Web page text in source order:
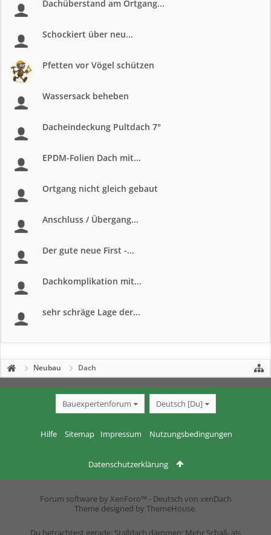
Dachüberstand am Ortgang...
Schockiert über neu...
Pfetten vor Vögel schützen
Wassersack beheben
Dacheindeckung Pultdach 7°
EPDM-Folien Dach mit...
Ortgang nicht gleich gebaut
Anschluss / Übergang...
Der gute neue First -...
Dachkomplikation mit...
sehr schräge Lage der...
Neubau Dach
Bauexpertenforum Deutsch [Du]
Hilfe Sitemap Impressum Nutzungsbedingungen
Datenschutzerklärung
Forum software by XenForo™ - Deutsch von xenDach
Theme designed by ThemeHouse.
Du betrachtest gerade: Stalldach dämmen: Mehr Schall- als